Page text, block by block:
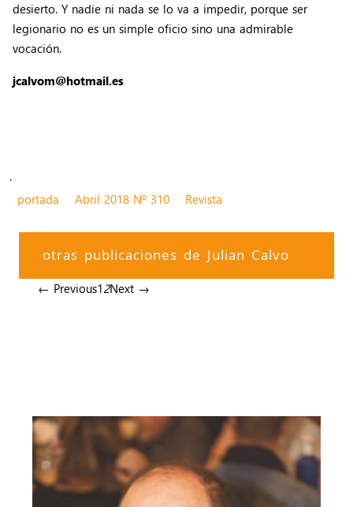
desierto. Y nadie ni nada se lo va a impedir, porque ser
legionario no es un simple oficio sino una admirable
vocación.
jcalvom@hotmail.es
.
portada
Abril 2018 Nº 310 Revista
otras publicaciones de Julian Calvo
← Previous12Next →